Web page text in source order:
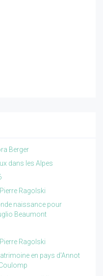
Berger
dans les Alpes
Ragolski
naissance pour
Beaumont
Ragolski
en pays d'Annot